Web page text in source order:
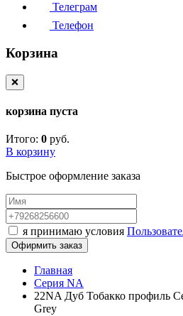
Телеграм
Телефон
Корзина
❌
корзина пуста
Итого: 0 руб.
В корзину
Быстрое оформление заказа
я принимаю условия
Офирмить заказ
Главная
Серия NA
22NA Дуб Тобакко профиль
Grey